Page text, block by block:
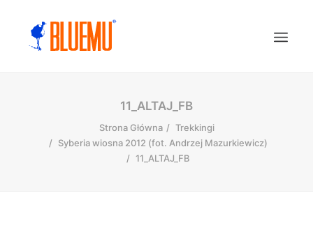
11_ALTAJ_FB
Strona Główna
Trekkingi
Syberia wiosna 2012 (fot. Andrzej Mazurkiewicz)
11_ALTAJ_FB